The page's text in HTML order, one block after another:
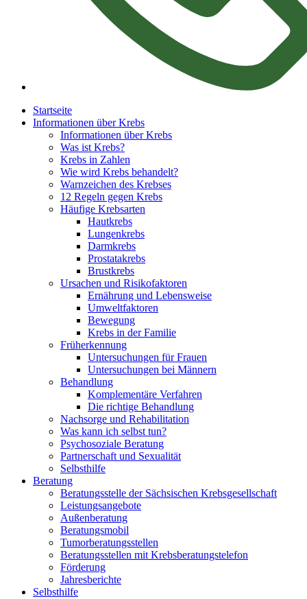
Startseite
Informationen über Krebs
Informationen über Krebs
Was ist Krebs?
Krebs in Zahlen
Wie wird Krebs behandelt?
Warnzeichen des Krebses
12 Regeln gegen Krebs
Häufige Krebsarten
Hautkrebs
Lungenkrebs
Darmkrebs
Prostatakrebs
Brustkrebs
Ursachen und Risikofaktoren
Ernährung und Lebensweise
Umweltfaktoren
Bewegung
Krebs in der Familie
Früherkennung
Untersuchungen für Frauen
Untersuchungen bei Männern
Behandlung
Komplementäre Verfahren
Die richtige Behandlung
Nachsorge und Rehabilitation
Was kann ich selbst tun?
Psychosoziale Beratung
Partnerschaft und Sexualität
Selbsthilfe
Beratung
Beratungsstelle der Sächsischen Krebsgesellschaft
Leistungsangebote
Außenberatung
Beratungsmobil
Tumorberatungsstellen
Beratungsstellen mit Krebsberatungstelefon
Förderung
Jahresberichte
Selbsthilfe